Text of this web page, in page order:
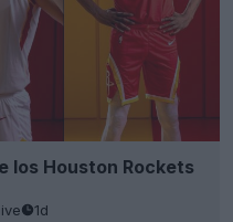
los Houston Rockets
1d